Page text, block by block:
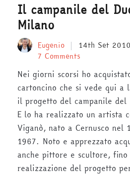
Il campanile del
Milano
Eugenio 14th Set 2010
7 Comments
Nei giorni scorsi ho
cartoncino che si vede qui a
il progetto del campanile
E lo ha realizzato un artista
Viganò, nato a Cernusco nel
1967. Noto e apprezzato
anche pittore e scultore,
realizzazione del progetto